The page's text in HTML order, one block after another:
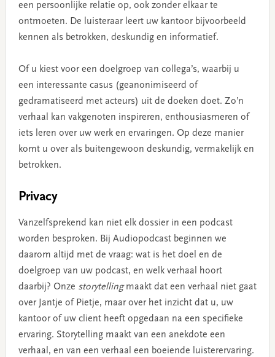
een persoonlijke relatie op, ook zonder elkaar te
ontmoeten. De luisteraar leert uw kantoor bijvoorbeeld
kennen als betrokken, deskundig en informatief.
Of u kiest voor een doelgroep van collega’s, waarbij u
een interessante casus (geanonimiseerd of
gedramatiseerd met acteurs) uit de doeken doet. Zo’n
verhaal kan vakgenoten inspireren, enthousiasmeren of
iets leren over uw werk en ervaringen. Op deze manier
komt u over als buitengewoon deskundig, vermakelijk en
betrokken.
Privacy
Vanzelfsprekend kan niet elk dossier in een podcast
worden besproken. Bij Audiopodcast beginnen we
daarom altijd met de vraag: wat is het doel en de
doelgroep van uw podcast, en welk verhaal hoort
daarbij? Onze storytellingmaakt dat een verhaal niet gaat
over Jantje of Pietje, maar over het inzicht dat u, uw
kantoor of uw client heeft opgedaan na een specifieke
ervaring. Storytelling maakt van een anekdote een
verhaal, en van een verhaal een boeiende luisterervaring.